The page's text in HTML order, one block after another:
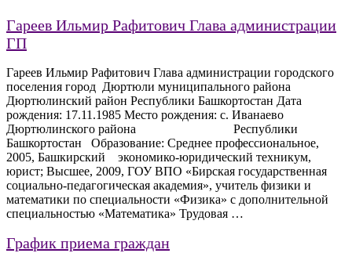
Гареев Ильмир Рафитович Глава администрации
ГП
Гареев Ильмир Рафитович Глава администрации городского
поселения город Дюртюли муниципального района
Дюртюлинский район Республики Башкортостан Дата
рождения: 17.11.1985 Место рождения: с. Иванаево
Дюртюлинского района Республики
Башкортостан Образование: Среднее профессиональное,
2005, Башкирский экономико-юридический техникум,
юрист; Высшее, 2009, ГОУ ВПО «Бирская государственная
социально-педагогическая академия», учитель физики и
математики по специальности «Физика» с дополнительной
специальностью «Математика» Трудовая …
График приема граждан